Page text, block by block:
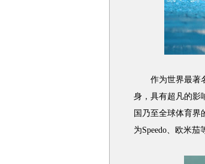
作为世界最著名
身，具有超凡的影
国乃至全球体育界
为Speedo、欧米茄